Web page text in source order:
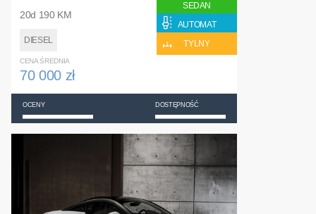
20d 190 KM
DIESEL
SEDAN
AUTOMAT
TYLNY
CENA ŚREDNIA
70 000 zł
OCENY DOSTĘPNOŚĆ